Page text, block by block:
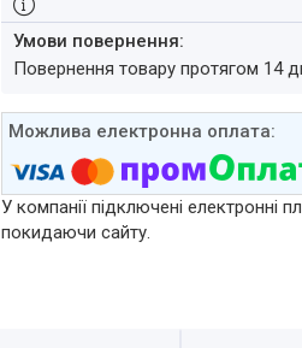
повернення товару протягом 14
У компанії підключені електронні
покидаючи сайту.